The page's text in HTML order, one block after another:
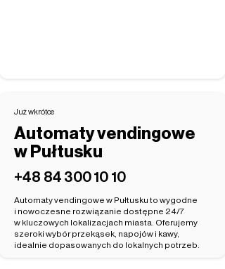
Już wkrótce
Automaty vendingowe
w Pułtusku
‭+48 84 300 10 10‬
Automaty vendingowe w Pułtusku to wygodne
i nowoczesne rozwiązanie dostępne 24/7
w kluczowych lokalizacjach miasta. Oferujemy
szeroki wybór przekąsek, napojów i kawy,
idealnie dopasowanych do lokalnych potrzeb.